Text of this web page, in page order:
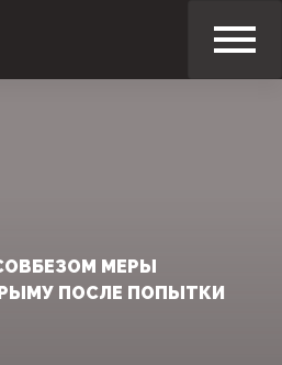
МЕРЫ
ПОСЛЕ ПОПЫТКИ